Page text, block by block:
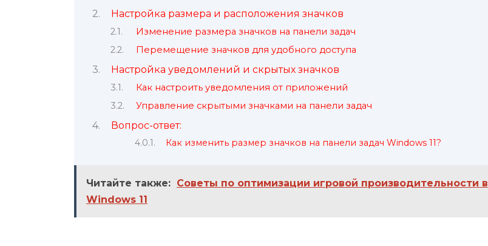
Настройка размера и расположения значков
Изменение размера значков на панели задач
Перемещение значков для удобного доступа
Настройка уведомлений и скрытых значков
Как настроить уведомления от приложений
Управление скрытыми значками на панели задач
Вопрос-ответ:
Как изменить размер значков на панели задач Windows 11?
Читайте также: Советы по оптимизации игровой производительности в
Windows 11